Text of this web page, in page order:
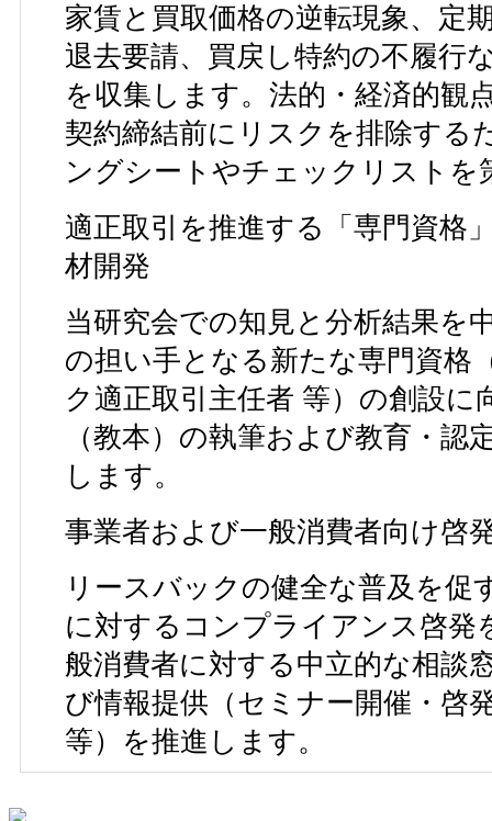
家賃と買取価格の逆転現象、定
退去要請、買戻し特約の不履行
を収集します。法的・経済的観
契約締結前にリスクを排除する
ングシートやチェックリストを
適正取引を推進する「専門資格
材開発
当研究会での知見と分析結果を
の担い手となる新たな専門資格
ク適正取引主任者 等）の創設に
（教本）の執筆および教育・認
します。
事業者および一般消費者向け啓
リースバックの健全な普及を促
に対するコンプライアンス啓発
般消費者に対する中立的な相談
び情報提供（セミナー開催・啓
等）を推進します。